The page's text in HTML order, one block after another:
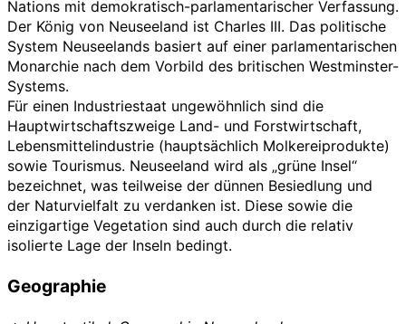
Nations mit demokratisch-parlamentarischer Verfassung.
Der König von Neuseeland ist Charles III. Das politische
System Neuseelands basiert auf einer parlamentarischen
Monarchie nach dem Vorbild des britischen Westminster-
Systems.
Für einen Industriestaat ungewöhnlich sind die
Hauptwirtschaftszweige Land- und Forstwirtschaft,
Lebensmittelindustrie (hauptsächlich Molkereiprodukte)
sowie Tourismus. Neuseeland wird als „grüne Insel“
bezeichnet, was teilweise der dünnen Besiedlung und
der Naturvielfalt zu verdanken ist. Diese sowie die
einzigartige Vegetation sind auch durch die relativ
isolierte Lage der Inseln bedingt.
Geographie